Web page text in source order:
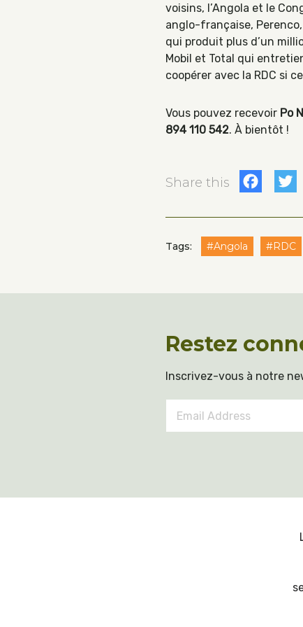
voisins, l’Angola et le
anglo-française,
qui produit plus d’un
Mobil et Total qui
coopérer avec la RDC si
Vous pouvez recevoir Po
894 110 542. À bientôt !
Share this
Tags: #Angola #RDC
Restez
Inscrivez-vous à notre
Address *